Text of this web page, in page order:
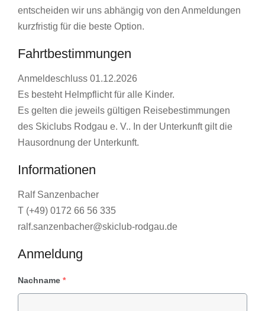
entscheiden wir uns abhängig von den Anmeldungen
kurzfristig für die beste Option.
Fahrtbestimmungen
Anmeldeschluss 01.12.2026
Es besteht Helmpflicht für alle Kinder.
Es gelten die jeweils gültigen Reisebestimmungen
des Skiclubs Rodgau e. V.. In der Unterkunft gilt die
Hausordnung der Unterkunft.
Informationen
Ralf Sanzenbacher
T (+49) 0172 66 56 335
ralf.sanzenbacher@skiclub-rodgau.de
Anmeldung
Nachname *